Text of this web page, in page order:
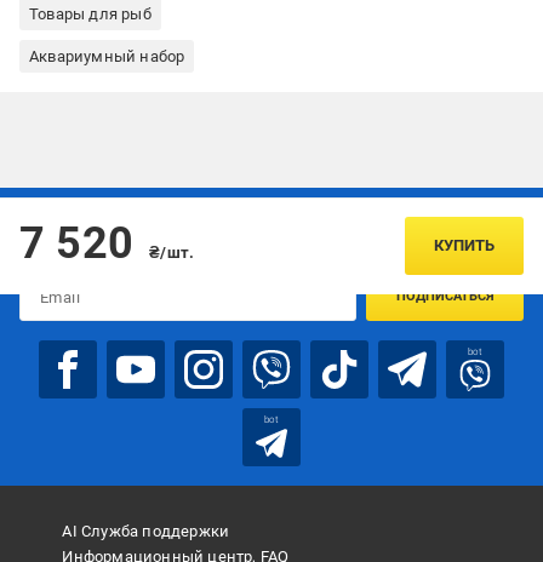
Товары для рыб
Аквариумный набор
7 520 ₴/шт. КУПИТЬ
Подписывайтесь, чтобы узнавать первым об акцияx и
ПОДПИСАТЬСЯ
bot
bot
AI Служба поддержки
Информационный центр, FAQ